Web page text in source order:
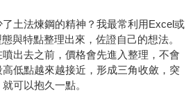
土法煉鋼的精神？我最常利用Excel或
與特點整理出來，佐證自己的想法。
出去之前，價格會先進入整理，不會
低點越來越接近，形成三角收斂，突
可以抱久一點。